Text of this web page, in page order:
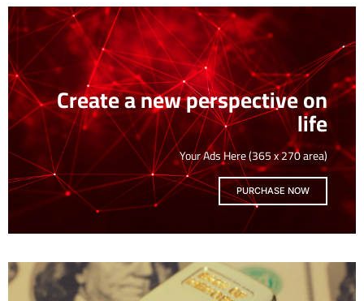
Create a new perspective on
life
Your Ads Here (365 x 270 area)
PURCHASE NOW